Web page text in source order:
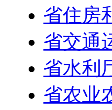
省住房
省交通
省水利
省农业